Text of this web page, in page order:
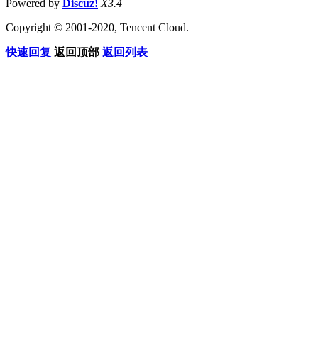
Powered by Discuz! X3.4
Copyright © 2001-2020, Tencent Cloud.
快速回复 返回顶部 返回列表